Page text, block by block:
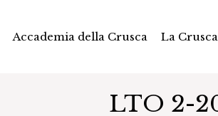
Accademia della Crusca La
LTO 2-